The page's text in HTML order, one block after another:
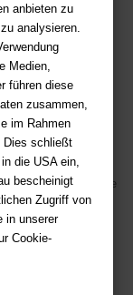
anbieten zu
analysieren.
Medien,
führen diese
zusammen,
im Rahmen
Dies schließt
die USA ein,
bescheinigt
Zugriff von
in unserer
Cookie-
häufig gestellte
Payment, Vorkasse